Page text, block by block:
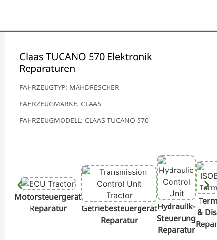
Claas TUCANO 570 Elektronik
Reparaturen
FAHRZEUGTYP: MÄHDRESCHER
FAHRZEUGMARKE: CLAAS
FAHRZEUGMODELL: CLAAS TUCANO 570
Motorsteuergerät
Reparatur
Getriebesteuergerät
Reparatur
Hydraulik-
Steuerung
Reparatur
&